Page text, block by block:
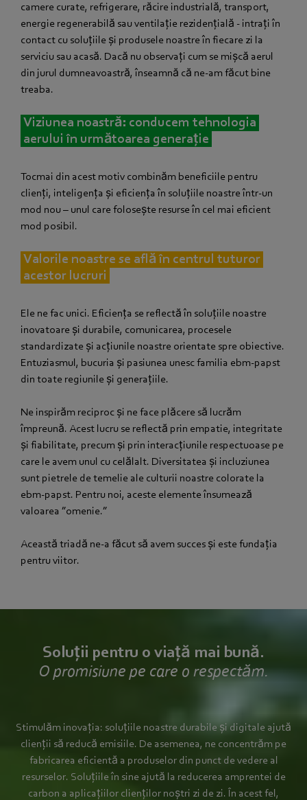
camere curate, refrigerare, răcire industrială, transport,
energie regenerabilă sau ventilație rezidențială - intrați în
contact cu soluțiile și produsele noastre în fiecare zi la
serviciu sau acasă. Dacă nu observați cum se mișcă aerul
din jurul dumneavoastră, înseamnă că ne-am făcut bine
treaba.
Viziunea noastră: conducem tehnologia
aerului în următoarea generație
Tocmai din acest motiv combinăm beneficiile pentru
clienți, inteligența și eficiența în soluțiile noastre într-un
mod nou – unul care folosește resurse în cel mai eficient
mod posibil.
Valorile noastre se află în centrul tuturor
acestor lucruri
Ele ne fac unici. Eficiența se reflectă în soluțiile noastre
inovatoare și durabile, comunicarea, procesele
standardizate și acțiunile noastre orientate spre obiective.
Entuziasmul, bucuria și pasiunea unesc familia ebm‑papst
din toate regiunile și generațiile.
Ne inspirăm reciproc și ne face plăcere să lucrăm
împreună. Acest lucru se reflectă prin empatie, integritate
și fiabilitate, precum și prin interacțiunile respectuoase pe
care le avem unul cu celălalt. Diversitatea și incluziunea
sunt pietrele de temelie ale culturii noastre colorate la
ebm‑papst. Pentru noi, aceste elemente însumează
valoarea ”omenie.”
Această triadă ne-a făcut să avem succes și este fundația
pentru viitor.
Soluții pentru o viață mai bună.
O promisiune pe care o respectăm.
Stimulăm inovația: soluțiile noastre durabile și digitale ajută
clienții să reducă emisiile. De asemenea, ne concentrăm pe
fabricarea eficientă a produselor din punct de vedere al
resurselor. Soluțiile în sine ajută la reducerea amprentei de
carbon a aplicațiilor clienților noștri zi de zi. În acest fel,